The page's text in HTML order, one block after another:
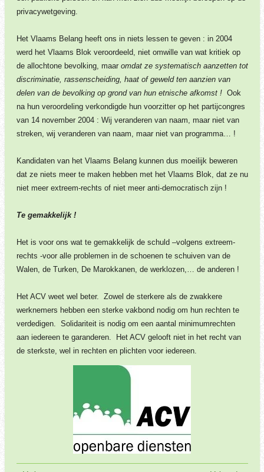
privacywetgeving.
Het Vlaams Belang heeft ons in niets lessen te geven : in 2004
werd het Vlaams Blok veroordeeld, niet omwille van wat kritiek op
de allochtone bevolking, maar omdat ze systematisch aanzetten tot
discriminatie, rassenscheiding, haat of geweld ten aanzien van
delen van de bevolking op grond van hun etnische afkomst ! Ook
na hun veroordeling verkondigde hun voorzitter op het partijcongres
van 14 november 2004 : Wij veranderen van naam, maar niet van
streken, wij veranderen van naam, maar niet van programma… !
Kandidaten van het Vlaams Belang kunnen dus moeilijk beweren
dat ze niets meer te maken hebben met het Vlaams Blok, dat ze nu
niet meer extreem-rechts of niet meer anti-democratisch zijn !
Te gemakkelijk !
Het is voor ons wat te gemakkelijk de schuld –volgens extreem-
rechts -voor alle problemen in de schoenen te schuiven van de
Walen, de Turken, De Marokkanen, de werklozen,… de anderen !
Het ACV weet wel beter. Zowel de sterkere als de zwakkere
werknemers hebben een sterke vakbond nodig om hun rechten te
verdedigen. Solidariteit is nodig om een aantal minimumrechten
aan iedereen te garanderen. Het ACV gelooft niet in het recht van
de sterkste, wel in rechten en plichten voor iedereen.